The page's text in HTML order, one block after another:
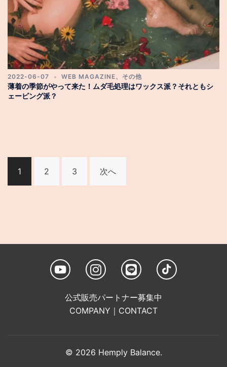
2022-06-07 WEB MAGAZINE、 その他
薄着の季節がやって来た！ムダ毛処理はワックス派？それともシ
ェービング派？
1 2 3 次へ
公式販売パートナー募集中
COMPANY ｜ CONTACT
© 2026 Hemply Balance.